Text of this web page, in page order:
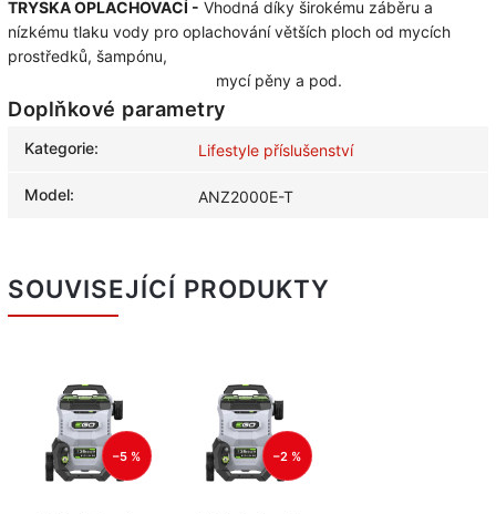
TRYSKA OPLACHOVACÍ - Vhodná díky širokému záběru a
nízkému tlaku vody pro oplachování větších ploch od mycích
prostředků, šampónu,
mycí pěny a pod.
Doplňkové parametry
Kategorie: Lifestyle příslušenství
Model: ANZ2000E-T
SOUVISEJÍCÍ PRODUKTY
–5 % –2 %